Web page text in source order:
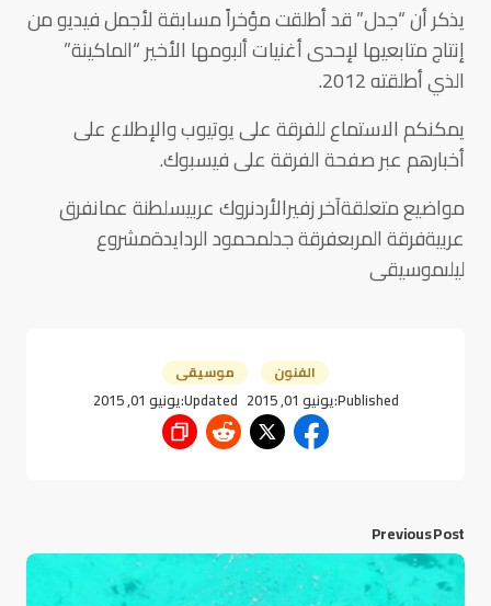
يذكر أن “جدل” قد أطلقت مؤخراً مسابقة لأجمل فيديو من
إنتاج متابعيها لإحدى أغنيات ألبومها الأخير “الماكينة”
الذي أطلقته 2012.
يمكنكم الاستماع للفرقة على يوتيوب والإطلاع على
أخبارهم عبر صفحة الفرقة على فيسبوك.
مواضيع متعلقةآخر زفيرالأردنروك عربيسلطنة عمانفرق
عربيةفرقة المربعفرقة جدلمحمود الردايدةمشروع
ليلىموسيقى
الفنون موسيقى
Published:يونيو 01, 2015 Updated:يونيو 01, 2015
Previous Post